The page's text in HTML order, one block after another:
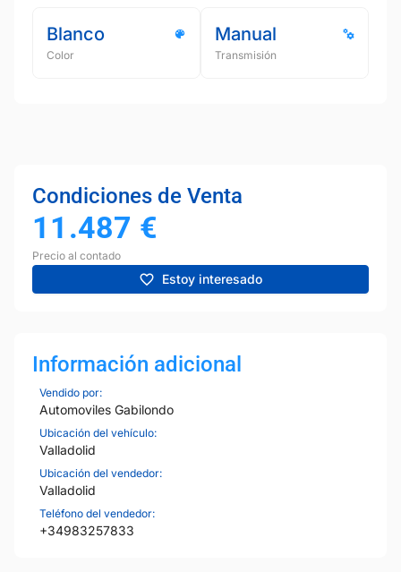
Blanco
Color
Manual
Transmisión
Condiciones de Venta
11.487 €
Precio al contado
Estoy interesado
Información adicional
Vendido por:
Automoviles Gabilondo
Ubicación del vehículo:
Valladolid
Ubicación del vendedor:
Valladolid
Teléfono del vendedor:
+34983257833